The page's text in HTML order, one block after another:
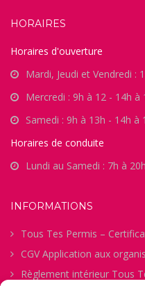
HORAIRES
Horaires d'ouverture
Mardi, Jeudi et Vendredi :
Mercredi : 9h à 12 - 14h à
Samedi : 9h à 13h - 14h à
Horaires de conduite
Lundi au Samedi : 7h à 20h
INFORMATIONS
Tous Tes Permis –
CGV Application aux
Règlement intérieur Tous